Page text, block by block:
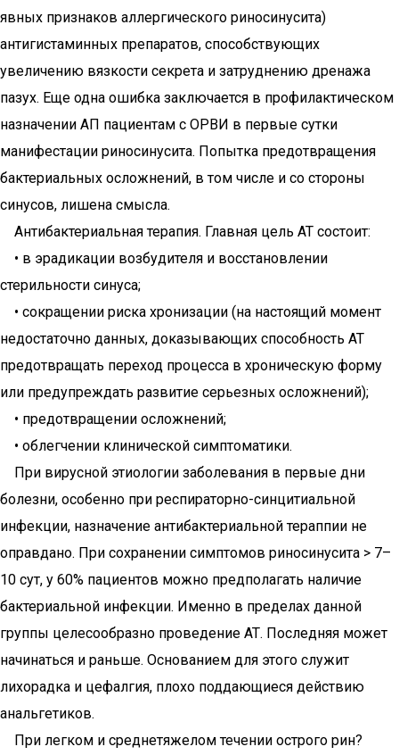
явных признаков аллергического риносинусита)
антигистаминных препаратов, способствующих
увеличению вязкости секрета и затруднению дренажа
пазух. Ещe одна ошибка заключается в профилактическом
назначении АП пациентам с ОРВИ в первые сутки
манифестации риносинусита. Попытка предотвращения
бактериальных осложнений, в том числе и со стороны
синусов, лишена смысла.
Антибактериальная терапия. Главная цель АТ состоит:
• в эрадикации возбудителя и восстановлении
стерильности синуса;
• сокращении риска хронизации (на настоящий момент
недостаточно данных, доказывающих способность АТ
предотвращать переход процесса в хроническую форму
или предупреждать развитие серьeзных осложнений);
• предотвращении осложнений;
• облегчении клинической симптоматики.
При вирусной этиологии заболевания в первые дни
болезни, особенно при респираторно-синцитиальной
инфекции, назначение антибактериальной тераппии не
оправдано. При сохранении симптомов риносинусита > 7–
10 сут, у 60% пациентов можно предполагать наличие
бактериальной инфекции. Именно в пределах данной
группы целесообразно проведение АТ. Последняя может
начинаться и раньше. Основанием для этого служит
лихорадка и цефалгия, плохо поддающиеся действию
анальгетиков.
При лeгком и среднетяжeлом течении острого рин?